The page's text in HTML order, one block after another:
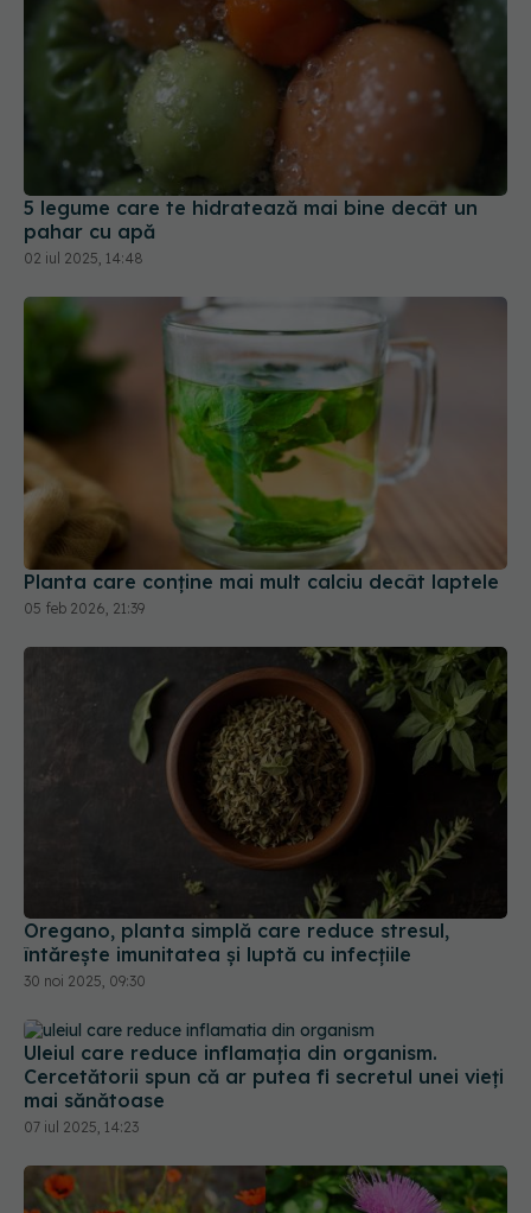
5 legume care te hidratează mai bine decât un
pahar cu apă
02 iul 2025, 14:48
Planta care conține mai mult calciu decât laptele
05 feb 2026, 21:39
Oregano, planta simplă care reduce stresul,
întărește imunitatea și luptă cu infecțiile
30 noi 2025, 09:30
Uleiul care reduce inflamația din organism.
Cercetătorii spun că ar putea fi secretul unei vieți
mai sănătoase
07 iul 2025, 14:23